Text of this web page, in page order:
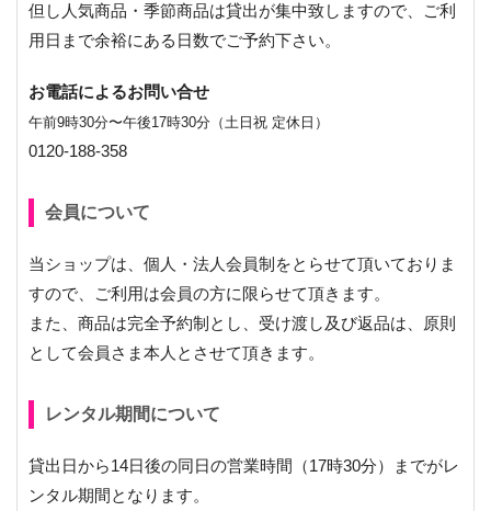
但し人気商品・季節商品は貸出が集中致しますので、ご利
用日まで余裕にある日数でご予約下さい。
お電話によるお問い合せ
午前9時30分〜午後17時30分（土日祝 定休日）
0120-188-358
会員について
当ショップは、個人・法人会員制をとらせて頂いておりま
すので、ご利用は会員の方に限らせて頂きます。
また、商品は完全予約制とし、受け渡し及び返品は、原則
として会員さま本人とさせて頂きます。
レンタル期間について
貸出日から14日後の同日の営業時間（17時30分）までがレ
ンタル期間となります。